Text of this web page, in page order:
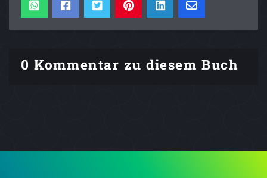
0 Kommentar zu diesem Buch